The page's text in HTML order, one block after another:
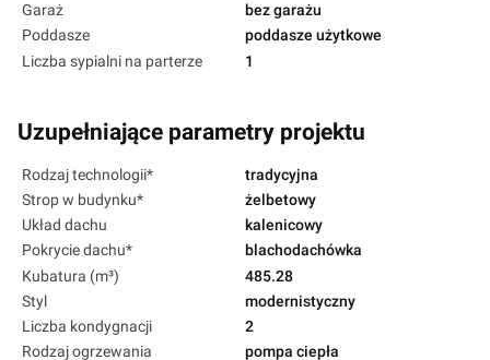
Garaż
bez garażu
Poddasze
poddasze użytkowe
Liczba sypialni na parterze
1
Uzupełniające parametry projektu
Rodzaj technologii*
tradycyjna
Strop w budynku*
żelbetowy
Układ dachu
kalenicowy
Pokrycie dachu*
blachodachówka
Kubatura (m³)
485.28
Styl
modernistyczny
Liczba kondygnacji
2
Rodzaj ogrzewania
pompa ciepła